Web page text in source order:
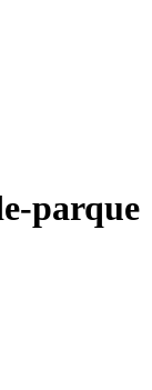
parque